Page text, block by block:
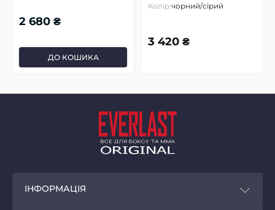
2 680 ₴
ДО КОШИКА
Колір:чорний/сірий
3 420 ₴
ІНФОРМАЦІЯ